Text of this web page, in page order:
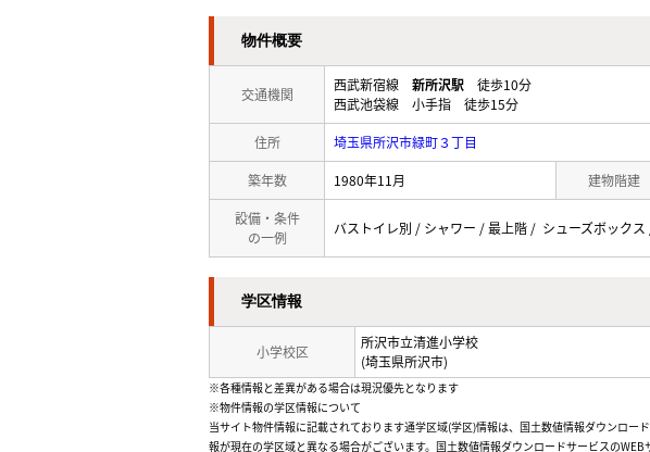
物件概要
交通機関
西武新宿線 新所沢駅 徒歩10分
西武池袋線 小手指 徒歩15分
住所 埼玉県所沢市緑町３丁目
築年数 1980年11月 建物階建
設備・条件
の一例
バストイレ別 / シャワー / 最上階 / シューズボック
学区情報
小学校区
所沢市立清進小学校
(埼玉県所沢市)
※各種情報と差異がある場合は現況優先となります
※物件情報の学区情報について
当サイト物件情報に記載されております通学区域(学区)情報は、国土数値情報ダウンロ
報が現在の学区域と異なる場合がございます。国土数値情報ダウンロードサービスの